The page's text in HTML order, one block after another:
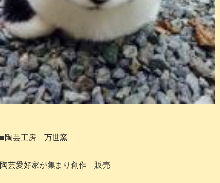
■陶芸工房 万世窯
陶芸愛好家が集まり創作 販売